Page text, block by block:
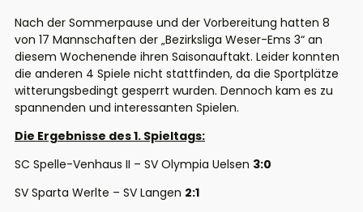
Nach der Sommerpause und der Vorbereitung hatten 8
von 17 Mannschaften der „Bezirksliga Weser-Ems 3“ an
diesem Wochenende ihren Saisonauftakt. Leider konnten
die anderen 4 Spiele nicht stattfinden, da die Sportplätze
witterungsbedingt gesperrt wurden. Dennoch kam es zu
spannenden und interessanten Spielen.
Die Ergebnisse des 1. Spieltags:
SC Spelle-Venhaus II – SV Olympia Uelsen 3:0
SV Sparta Werlte – SV Langen 2:1